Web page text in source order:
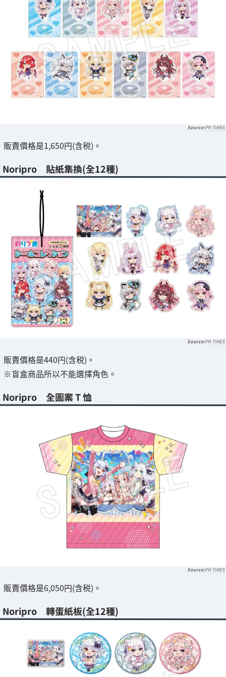
PR TIMES
販賣價格是1,650円(含税)。
Noripro 貼紙集換(全12種)
PR TIMES
販賣價格是440円(含税)。
※盲盒商品所以不能選擇角色。
Noripro 全圖案 T 恤
PR TIMES
販賣價格是6,050円(含税)。
Noripro 轉蛋紙板(全12種)